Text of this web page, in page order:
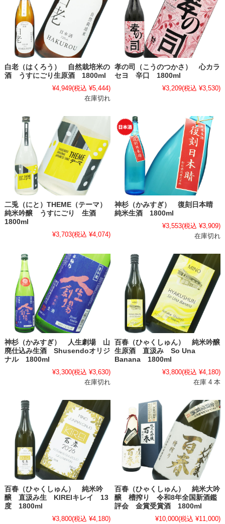
白老（はくろう） 自然栽培米の
酒 うすにごり生原酒 1800ml
¥4,949(税込 ¥5,444)
在庫切れ
孝の司（こうのつかさ） 心カラ
セヨ 辛口 1800ml
¥3,209(税込 ¥3,530)
二兎（にと）THEME（テーマ）
純米吟醸 うすにごり 生酒
1800ml
¥3,703(税込 ¥4,074)
神杉（かみすぎ） 復刻日本晴
純米生酒 1800ml
¥3,553(税込 ¥3,909)
在庫切れ
神杉（かみすぎ） 人生劇場 山
廃仕込み生酒 Shusendoオリジ
ナル 1800ml
¥3,300(税込 ¥3,630)
在庫切れ
百春（ひゃくしゅん） 純米吟醸
生原酒 直汲み So Una
Banana 1800ml
¥3,800(税込 ¥4,180)
在庫 4 本
百春（ひゃくしゅん） 純米吟
醸 直汲み生 KIREIキレイ 13
度 1800ml
¥3,800(税込 ¥4,180)
百春（ひゃくしゅん） 純米大吟
醸 槽搾り 令和8年全国新酒鑑
評会 金賞受賞酒 1800ml
¥10,000(税込 ¥11,000)